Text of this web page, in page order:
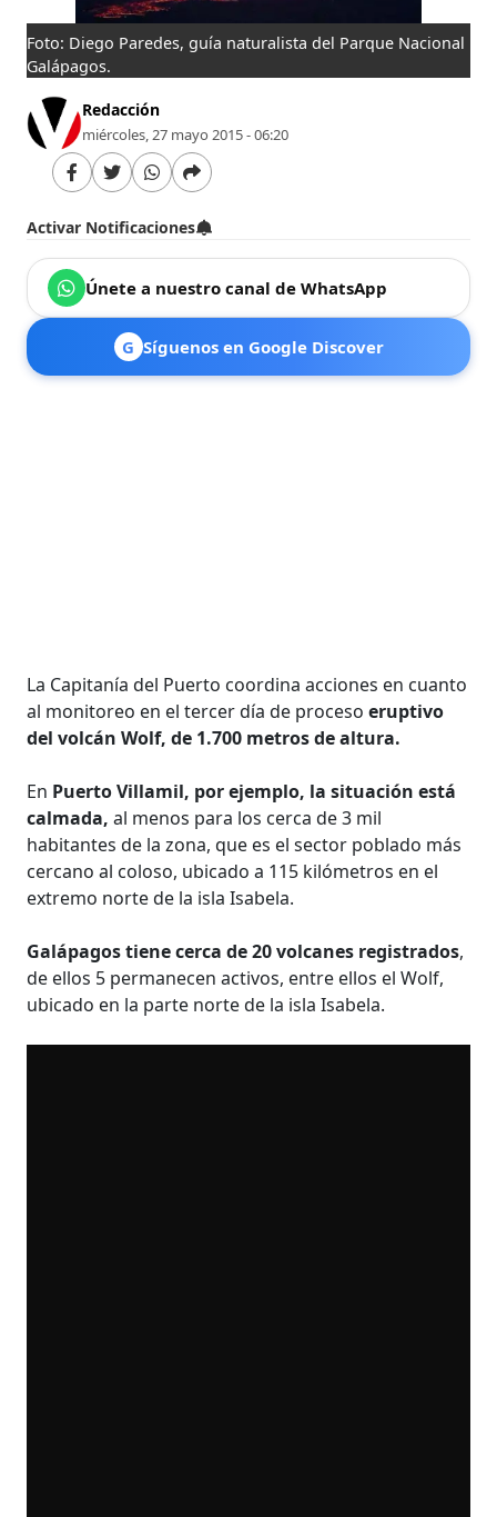
Foto: Diego Paredes, guía naturalista del Parque Nacional
Galápagos.
Redacción
miércoles, 27 mayo 2015 - 06:20
Activar Notificaciones
Únete a nuestro canal de WhatsApp
G Síguenos en Google Discover
La Capitanía del Puerto coordina acciones en cuanto
al monitoreo en el tercer día de procesoeruptivo
del volcán Wolf, de 1.700 metros de altura.
En Puerto Villamil, por ejemplo, la situación está
calmada, al menos para los cerca de 3 mil
habitantes de la zona, que es el sector poblado más
cercano al coloso, ubicado a 115 kilómetros en el
extremo norte de la isla Isabela.
Galápagos tiene cerca de 20 volcanes registrados,
de ellos 5 permanecen activos, entre ellos el Wolf,
ubicado en la parte norte de la isla Isabela.